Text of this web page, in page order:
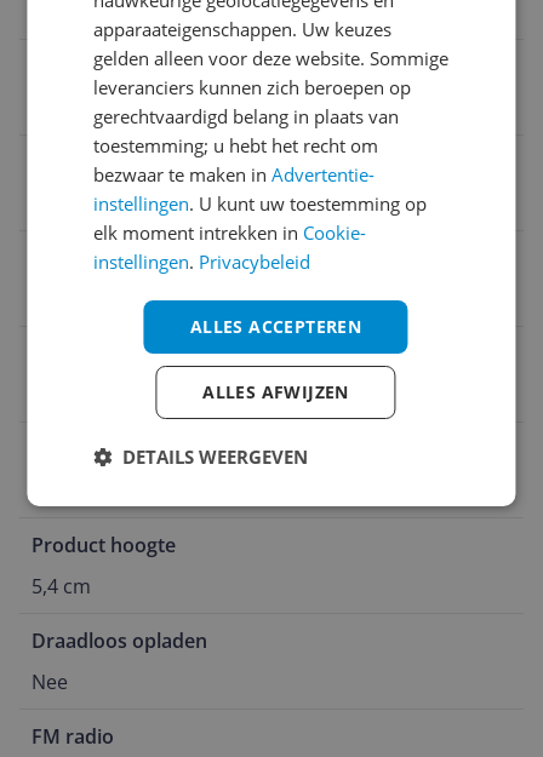
Ontvangst
Verpakking lengte
1,42 cm
Accuduur
Extern geheugenslot
Lcd-display
Product hoogte
5,4 cm
Draadloos opladen
Nee
FM radio
apparaateigenschappen. Uw keuzes
gelden alleen voor deze website. Sommige
leveranciers kunnen zich beroepen op
gerechtvaardigd belang in plaats van
toestemming; u hebt het recht om
bezwaar te maken inAdvertentie-
instellingen. U kunt uw toestemming op
elk moment intrekken in Cookie-
instellingen. Privacybeleid
ALLES ACCEPTEREN
ALLES AFWIJZEN
DETAILS WEERGEVEN